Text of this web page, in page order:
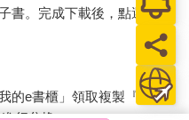
書。完成下載後，點選任一
的e書櫃」領取複製『兌換